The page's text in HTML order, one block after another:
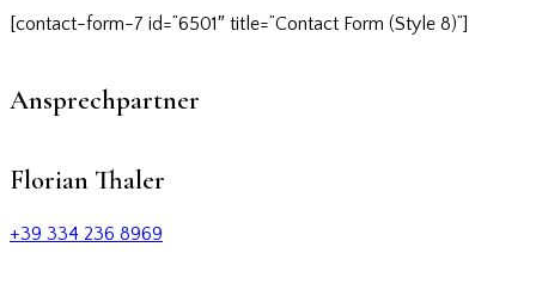
[contact-form-7 id=”6501″ title=”Contact Form (Style 8)”]
Ansprechpartner
Florian Thaler
+39 334 236 8969